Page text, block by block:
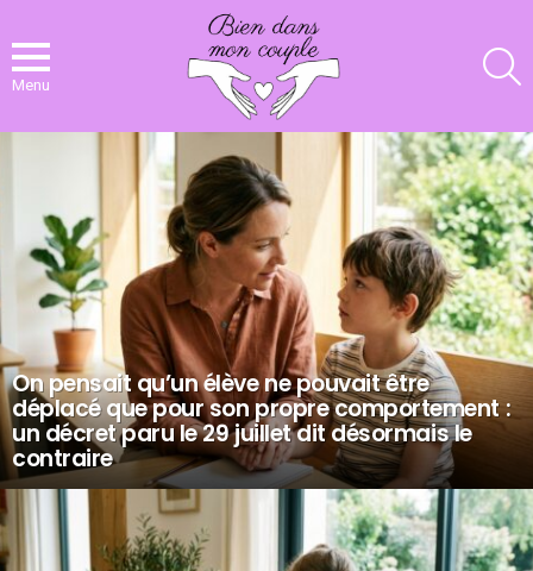
Menu
On pensait qu’un élève ne pouvait être
déplacé que pour son propre comportement :
un décret paru le 29 juillet dit désormais le
contraire